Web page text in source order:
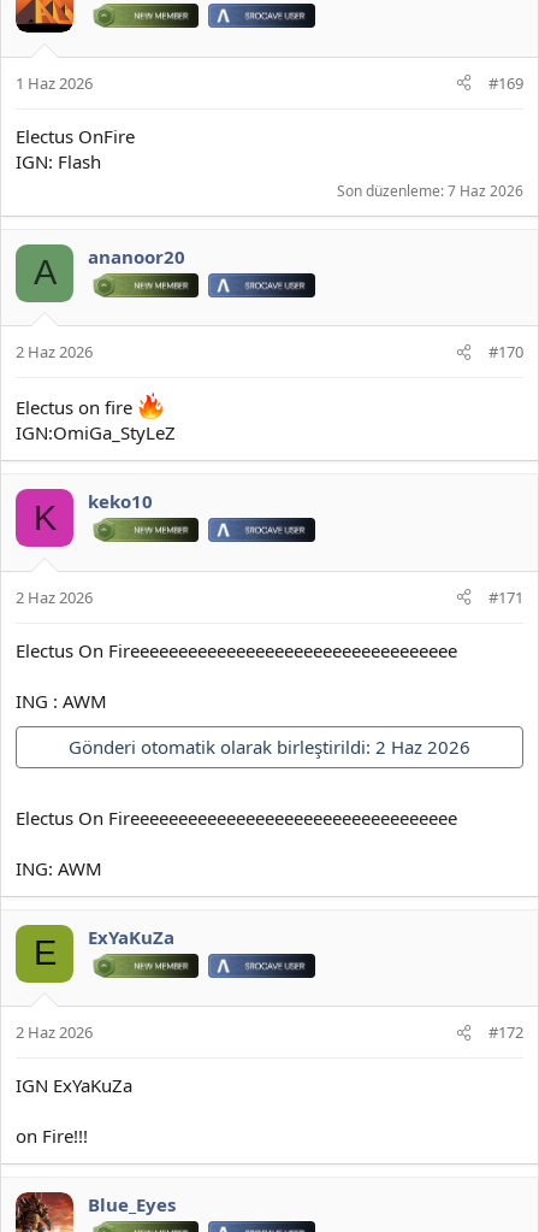
1 Haz 2026 #169
Electus OnFire
IGN: Flash
Son düzenleme:7 Haz 2026
A ananoor20
2 Haz 2026 #170
Electus on fire
IGN:OmiGa_StyLeZ
K keko10
2 Haz 2026 #171
Electus On Fireeeeeeeeeeeeeeeeeeeeeeeeeeeeeeeeee
ING : AWM
Gönderi otomatik olarak birleştirildi: 2 Haz 2026
Electus On Fireeeeeeeeeeeeeeeeeeeeeeeeeeeeeeeeee
ING: AWM
E ExYaKuZa
2 Haz 2026 #172
IGN ExYaKuZa
on Fire!!!
Blue_Eyes